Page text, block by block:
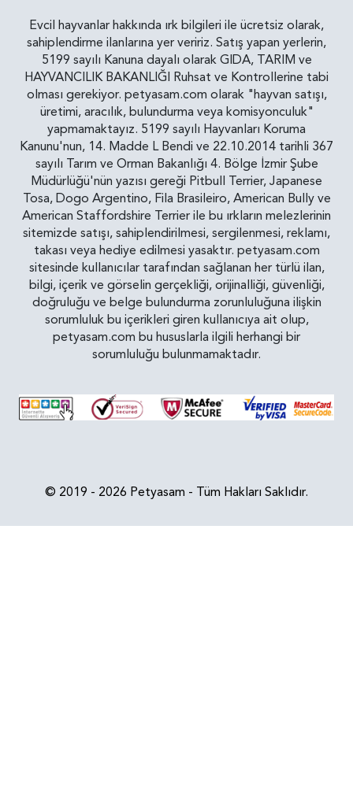
Evcil hayvanlar hakkında ırk bilgileri ile ücretsiz olarak,
sahiplendirme ilanlarına yer veririz. Satış yapan yerlerin,
5199 sayılı Kanuna dayalı olarak GIDA, TARIM ve
HAYVANCILIK BAKANLIĞI Ruhsat ve Kontrollerine tabi
olması gerekiyor. petyasam.com olarak "hayvan satışı,
üretimi, aracılık, bulundurma veya komisyonculuk"
yapmamaktayız. 5199 sayılı Hayvanları Koruma
Kanunu'nun, 14. Madde L Bendi ve 22.10.2014 tarihli 367
sayılı Tarım ve Orman Bakanlığı 4. Bölge İzmir Şube
Müdürlüğü'nün yazısı gereği Pitbull Terrier, Japanese
Tosa, Dogo Argentino, Fila Brasileiro, American Bully ve
American Staffordshire Terrier ile bu ırkların melezlerinin
sitemizde satışı, sahiplendirilmesi, sergilenmesi, reklamı,
takası veya hediye edilmesi yasaktır. petyasam.com
sitesinde kullanıcılar tarafından sağlanan her türlü ilan,
bilgi, içerik ve görselin gerçekliği, orijinalliği, güvenliği,
doğruluğu ve belge bulundurma zorunluluğuna ilişkin
sorumluluk bu içerikleri giren kullanıcıya ait olup,
petyasam.com bu hususlarla ilgili herhangi bir
sorumluluğu bulunmamaktadır.
© 2019 - 2026 Petyasam - Tüm Hakları Saklıdır.